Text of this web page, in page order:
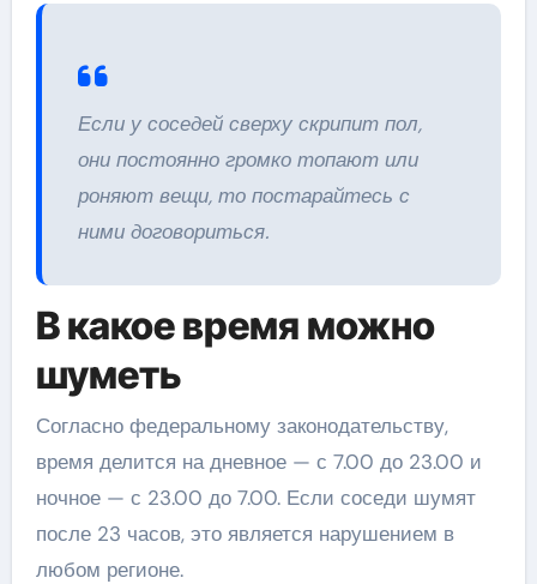
Если у соседей сверху скрипит пол,
они постоянно громко топают или
роняют вещи, то постарайтесь с
ними договориться.
В какое время можно
шуметь
Согласно федеральному законодательству,
время делится на дневное — с 7.00 до 23.00 и
ночное — с 23.00 до 7.00. Если соседи шумят
после 23 часов, это является нарушением в
любом регионе.